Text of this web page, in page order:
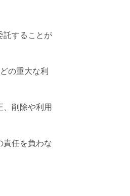
託することが
の重大な利
、削除や利用
責任を負わな